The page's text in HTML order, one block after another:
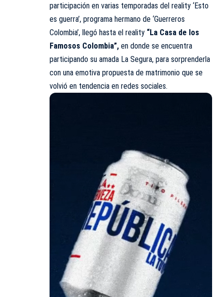
participación en varias temporadas del reality ‘Esto
es guerra’, programa hermano de ‘Guerreros
Colombia’, llegó hasta el reality “La Casa de los
Famosos Colombia”, en donde se encuentra
participando su amada La Segura, para sorprenderla
con una emotiva propuesta de matrimonio que se
volvió en tendencia en redes sociales.